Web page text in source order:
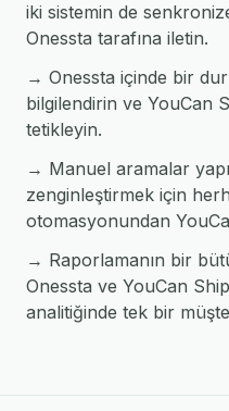
iki sistemin de
Onessta tarafına iletin.
→ Onessta içinde bir
bilgilendirin ve YouCan
tetikleyin.
→ Manuel aramalar
zenginleştirmek için
otomasyonundan
→ Raporlamanın bir
Onessta ve YouCan
analitiğinde tek bir